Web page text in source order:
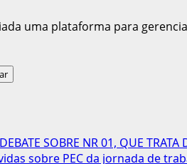
uma plataforma para
SOBRE NR 01, QUE
sobre PEC da jornada de